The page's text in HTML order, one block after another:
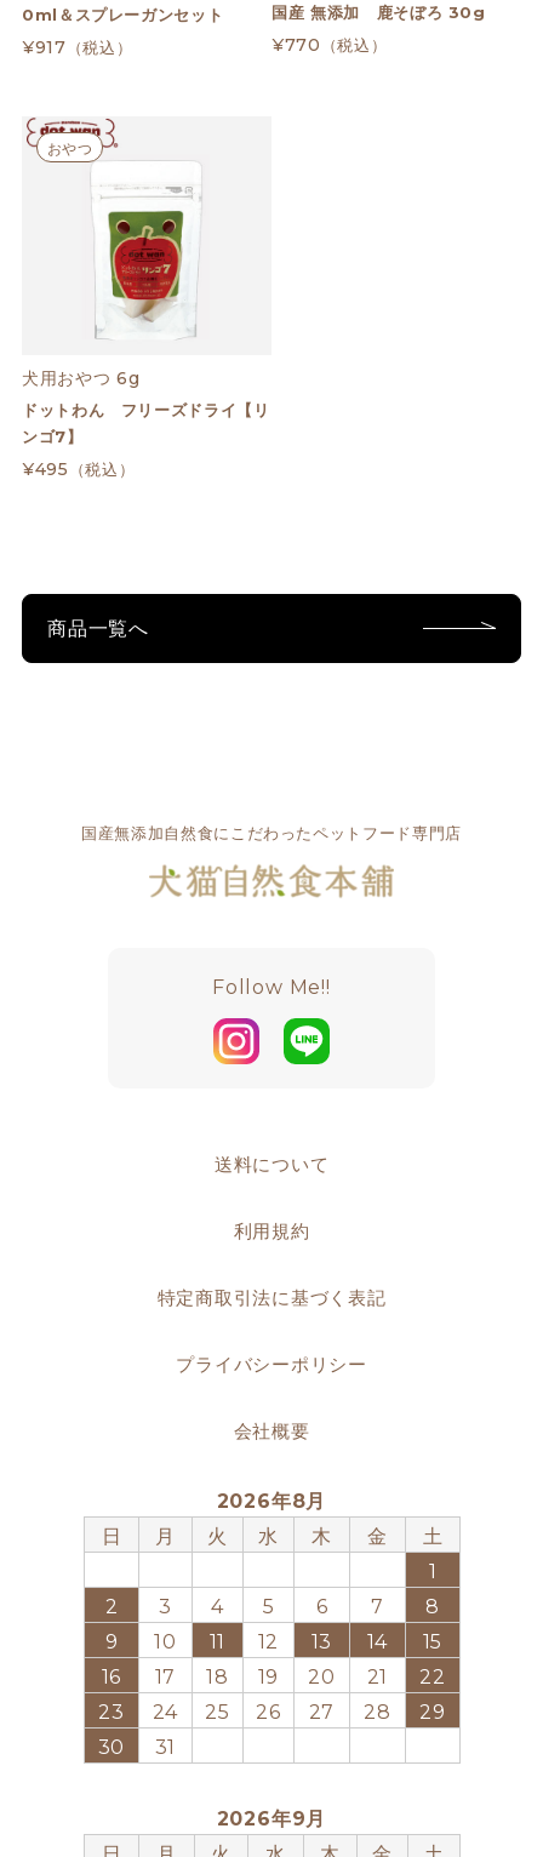
0ml＆スプレーガンセット
¥917 （税込）
国産 無添加 鹿そぼろ 30g
¥770 （税込）
おやつ
犬用おやつ 6g
ドットわん フリーズドライ【リ
ンゴ7】
¥495 （税込）
商品一覧へ
国産無添加自然食にこだわったペットフード専門店
Follow Me!!
送料について
利用規約
特定商取引法に基づく表記
プライバシーポリシー
会社概要
2026年8月
日
月 火 水 木 金
土
1
2
3 4 5 6 7
8
9
10 11 12 13 14
15
16
17 18 19 20 21
22
23
24 25 26 27 28
29
30
31
2026年9月